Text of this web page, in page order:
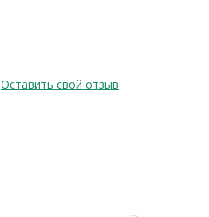
Оставить свой отзыв